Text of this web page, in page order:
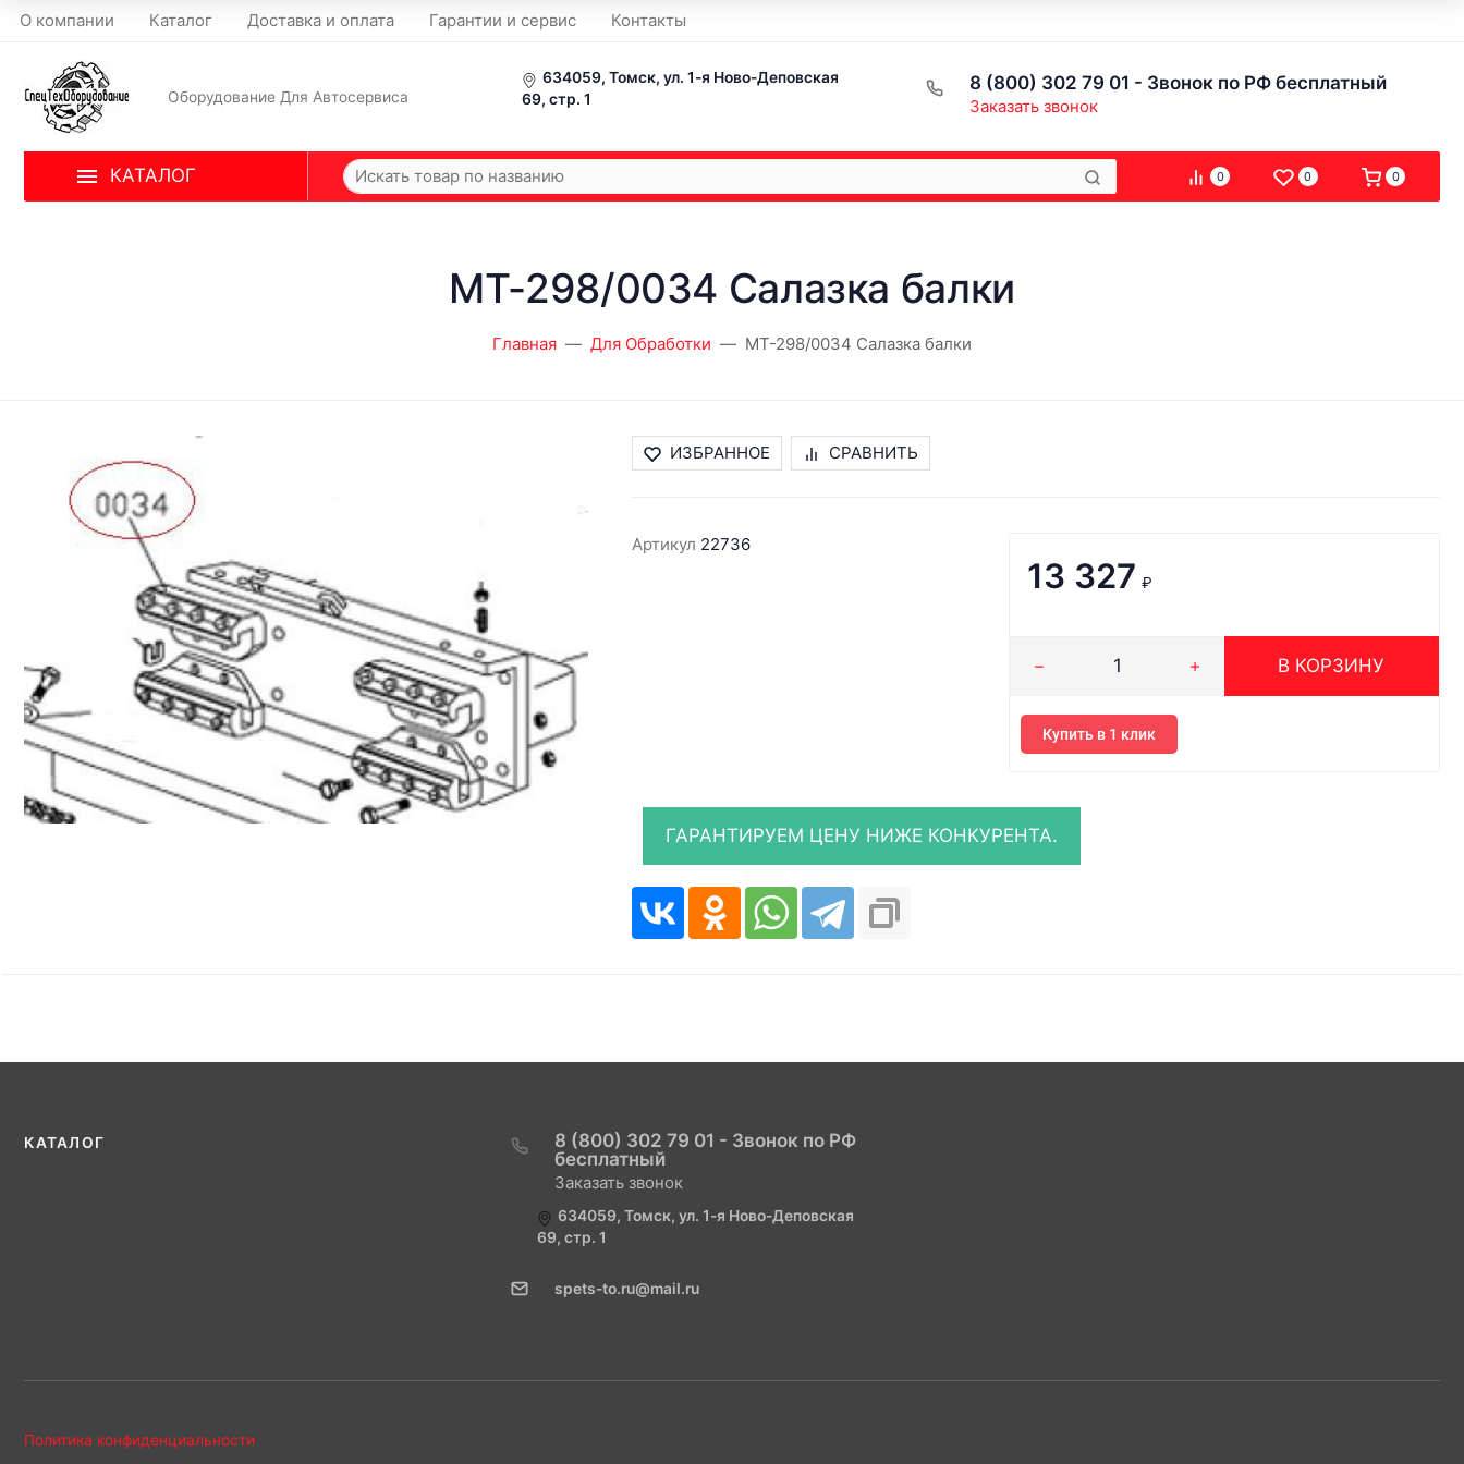
О компании Каталог Доставка и оплата Гарантии и сервис Контакты
Оборудование Для Автосервиса
634059, Томск, ул. 1-я Ново-Деповская
69, стр. 1
8 (800) 302 79 01 - Звонок по РФ бесплатный
Заказать звонок
КАТАЛОГ 0 0 0
MT-298/0034 Салазка балки
Главная Для Обработки MT-298/0034 Салазка балки
ИЗБРАННОЕ СРАВНИТЬ
Артикул 22736
13 327 ₽
В КОРЗИНУ
Купить в 1 клик
КАТАЛОГ
8 (800) 302 79 01 - Звонок по РФ
бесплатный
Заказать звонок
634059, Томск, ул. 1-я Ново-Деповская
69, стр. 1
spets-to.ru@mail.ru
Политика конфиденциальности